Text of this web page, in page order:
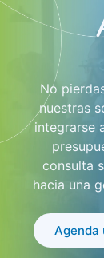
No
nuestras
integrarse
consulta
hacia una
Agenda